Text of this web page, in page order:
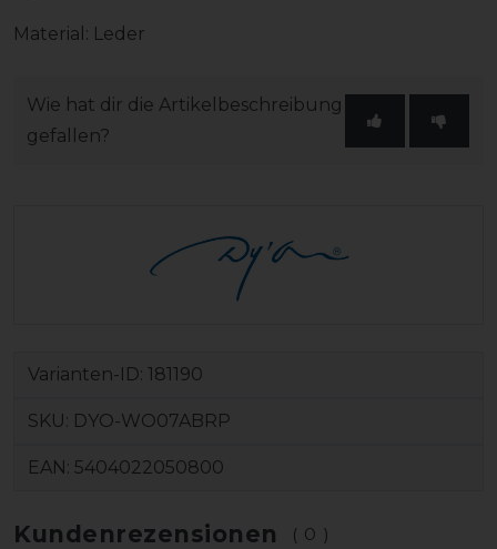
Material: Leder
Wie hat dir die Artikelbeschreibung
gefallen?
Varianten-ID: 181190
SKU: DYO-WO07ABRP
EAN: 5404022050800
Kundenrezensionen (0)